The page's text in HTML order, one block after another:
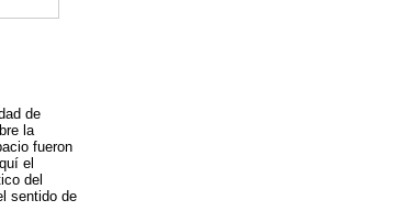
de
la
fueron
el
del
sentido de